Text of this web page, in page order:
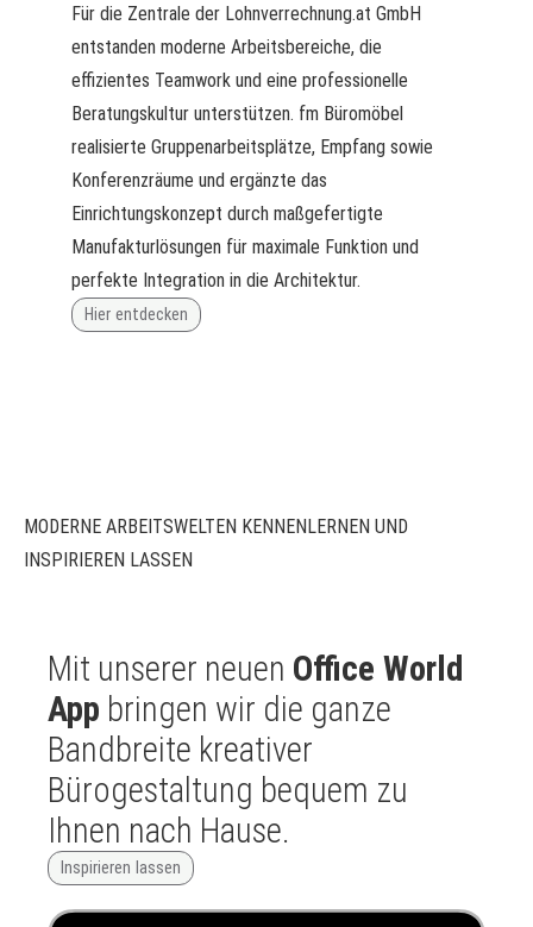
Für die Zentrale der Lohnverrechnung.at GmbH
entstanden moderne Arbeitsbereiche, die
effizientes Teamwork und eine professionelle
Beratungskultur unterstützen. fm Büromöbel
realisierte Gruppenarbeitsplätze, Empfang sowie
Konferenzräume und ergänzte das
Einrichtungskonzept durch maßgefertigte
Manufakturlösungen für maximale Funktion und
perfekte Integration in die Architektur.
Hier entdecken
MODERNE ARBEITSWELTEN KENNENLERNEN UND
INSPIRIEREN LASSEN
Mit unserer neuen Office World
App bringen wir die ganze
Bandbreite kreativer
Bürogestaltung bequem zu
Ihnen nach Hause.
Inspirieren lassen